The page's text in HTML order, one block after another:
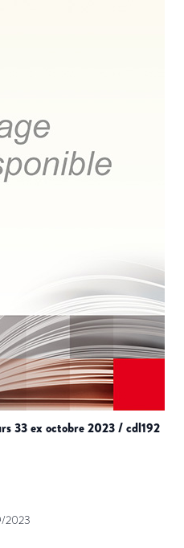
33 ex octobre 2023 / cdl192
2023